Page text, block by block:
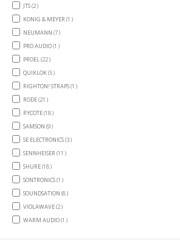
JTS2items
KONIG & MEYER1item
NEUMANN7items
PRO AUDIO1item
PROEL22items
QUIKLOK 5items
RIGHTON! STRAPS1item
RODE21items
RYCOTE18items
SAMSON9items
SE ELECTRONICS 3items
SENNHEISER11items
SHURE18items
SONTRONICS1item
SOUNDSATION8items
VIOLAWAVE2items
WARM AUDIO1item